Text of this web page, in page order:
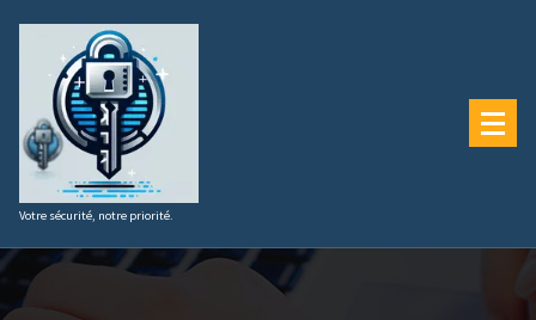
contenu
Votre sécurité, notre priorité.